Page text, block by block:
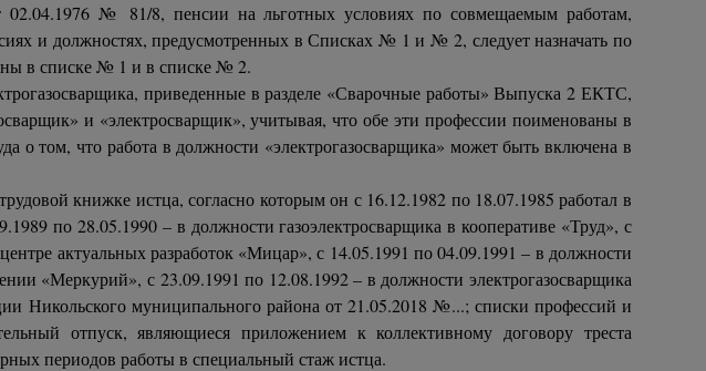
№ 81/8, пенсии на льготных условиях по совмещаемым работам,
и должностях, предусмотренных в Списках № 1 и № 2, следует назначать по
в списке № 1 и в списке № 2.
приведенные в разделе «Сварочные работы» Выпуска 2 ЕКТС,
и «электросварщик», учитывая, что обе эти профессии поименованы в
о том, что работа в должности «электрогазосварщика» может быть включена в
книжке истца, согласно которым он с 16.12.1982 по 18.07.1985 работал в
по 28.05.1990 – в должности газоэлектросварщика в кооперативе «Труд», с
актуальных разработок «Мицар», с 14.05.1991 по 04.09.1991 – в должности
«Меркурий», с 23.09.1991 по 12.08.1992 – в должности электрогазосварщика
Никольского муниципального района от 21.05.2018 №...; списки профессий и
отпуск, являющиеся приложением к коллективному договору треста
периодов работы в специальный стаж истца.